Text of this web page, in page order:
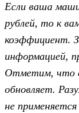
Если ваша
рублей, то к
коэффициент.
информацией,
Отметим, что
обновляет.
не